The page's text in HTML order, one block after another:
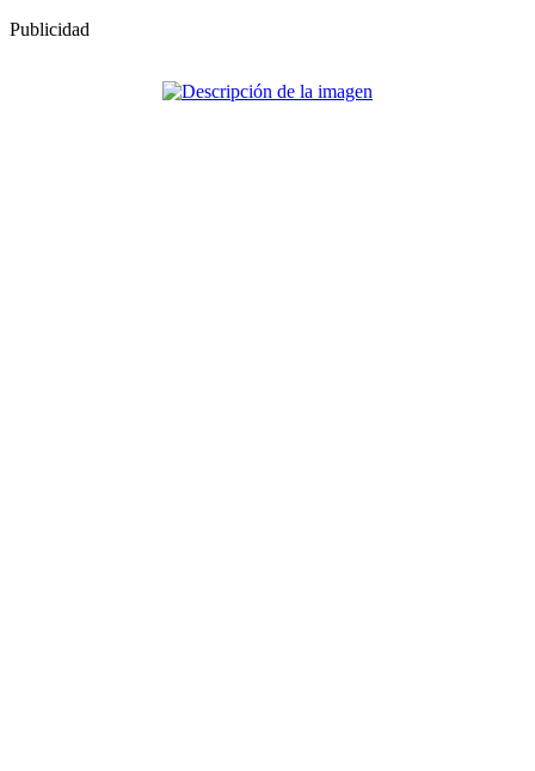
Publicidad